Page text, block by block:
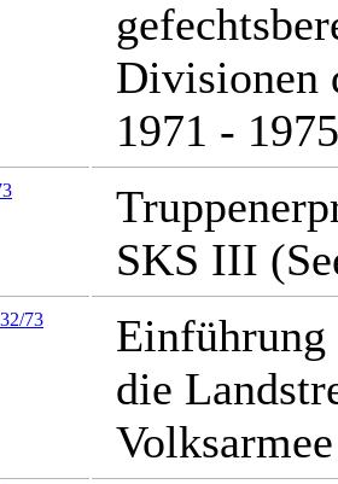
Divisionen
1971 - 1975
SKS III
73
Einführung
die
Volksarmee